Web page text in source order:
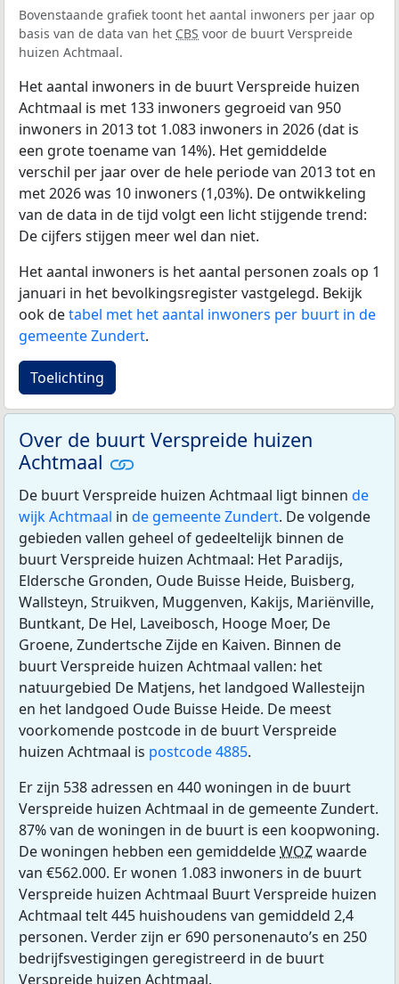
Bovenstaande grafiek toont het aantal inwoners per jaar op
basis van de data van het CBS voor de buurt Verspreide
huizen Achtmaal.
Het aantal inwoners in de buurt Verspreide huizen
Achtmaal is met 133 inwoners gegroeid van 950
inwoners in 2013 tot 1.083 inwoners in 2026 (dat is
een grote toename van 14%). Het gemiddelde
verschil per jaar over de hele periode van 2013 tot en
met 2026 was 10 inwoners (1,03%). De ontwikkeling
van de data in de tijd volgt een licht stijgende trend:
De cijfers stijgen meer wel dan niet.
Het aantal inwoners is het aantal personen zoals op 1
januari in het bevolkingsregister vastgelegd. Bekijk
ook detabel met het aantal inwoners per buurt in de
gemeente Zundert.
Toelichting
Over de buurt Verspreide huizen
Achtmaal
De buurt Verspreide huizen Achtmaal ligt binnen de
wijk Achtmaal in de gemeente Zundert. De volgende
gebieden vallen geheel of gedeeltelijk binnen de
buurt Verspreide huizen Achtmaal: Het Paradijs,
Eldersche Gronden, Oude Buisse Heide, Buisberg,
Wallsteyn, Struikven, Muggenven, Kakijs, Mariënville,
Buntkant, De Hel, Laveibosch, Hooge Moer, De
Groene, Zundertsche Zijde en Kaiven. Binnen de
buurt Verspreide huizen Achtmaal vallen: het
natuurgebied De Matjens, het landgoed Wallesteijn
en het landgoed Oude Buisse Heide. De meest
voorkomende postcode in de buurt Verspreide
huizen Achtmaal is postcode 4885.
Er zijn 538 adressen en 440 woningen in de buurt
Verspreide huizen Achtmaal in de gemeente Zundert.
87% van de woningen in de buurt is een koopwoning.
De woningen hebben een gemiddeldeWOZwaarde
van €562.000. Er wonen 1.083 inwoners in de buurt
Verspreide huizen Achtmaal Buurt Verspreide huizen
Achtmaal telt 445 huishoudens van gemiddeld 2,4
personen. Verder zijn er 690 personenauto’s en 250
bedrijfsvestigingen geregistreerd in de buurt
Verspreide huizen Achtmaal.